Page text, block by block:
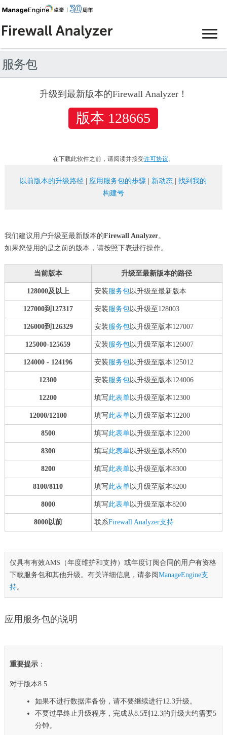
服务包
升级到最新版本的Firewall Analyzer！
版本 128665
在下载此软件之前，请阅读并接受许可协议。
以前版本的升级路径 应用服务包的步骤 新动态 |找到我的
构建号
我们建议用户升级至最新版本的Firewall Analyzer。
如果您使用的是之前的版本，请按照下表进行操作。
当前版本 升级至最新版本的路径
128000及以上 安装 服务包以升级至最新版本
127000到127317 安装 服务包以升级至128003
126000到126329 安装 服务包以升级至版本127007
125000-125659 安装 服务包以升级至版本126007
124000 - 124196 安装 服务包以升级至版本125012
12300 安装 服务包以升级至版本124006
12200 填写此表单以升级至版本12300
12000/12100 填写此表单以升级至版本12200
8500 填写此表单以升级至版本12200
8300 填写此表单以升级至版本8500
8200 填写此表单以升级至版本8300
8100/8110 填写此表单以升级至版本8200
8000 填写此表单以升级至版本8200
8000以前 联系Firewall Analyzer支持
仅具有有效AMS（年度维护和支持）或年度订阅合同的用户有资格
下载服务包和其他升级。有关详细信息，请参阅ManageEngine支
持。
应用服务包的说明
重要提示：
对于版本8.5
如果不进行数据库备份，请不要继续进行12.3升级。
不要过早终止升级程序，完成从8.5到12.3的升级大约需要5
分钟。